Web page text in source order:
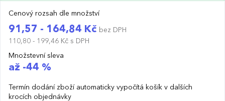
Cenový rozsah dle množství
91,57 - 164,84 Kč bez DPH
110,80 - 199,46 Kč s DPH
Množstevní sleva
až -44 %
Termín dodání zboží automaticky vypočítá košík v dalších
krocích objednávky